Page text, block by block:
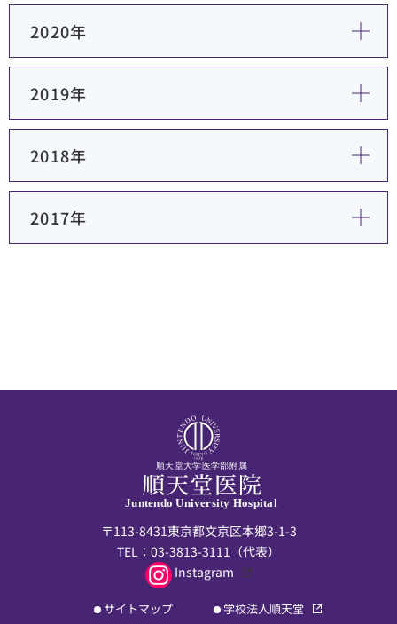
2020年
2019年
2018年
2017年
順天堂大学医学部附属
Juntendo University Hospital
〒113-8431東京都文京区本郷3-1-3
TEL： 03-3813-3111 （代表）
Instagram
サイトマップ
学校法人順天堂
（臨床研究・治験センター）